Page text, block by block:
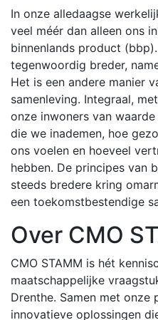
In onze alledaagse
veel méér dan alleen ons
binnenlands product
tegenwoordig breder,
Het is een andere manier
samenleving. Integraal,
onze inwoners van
die we inademen, hoe
ons voelen en hoeveel
hebben. De principes van
steeds bredere kring
een toekomstbestendige
Over CMO
CMO STAMM is hét
maatschappelijke
Drenthe. Samen met onze
innovatieve oplossingen